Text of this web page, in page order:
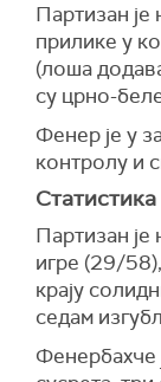
Партизан
прилике у
(лоша
су црно-
Фенер је у
контролу и
Партизан
игре (29/
крају
седам
Фенербахче